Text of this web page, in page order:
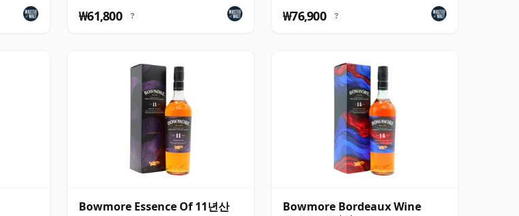
₩61,800 ? ₩76,900 ?
Bowmore Essence Of 11년산
Bowmore Bordeaux Wine